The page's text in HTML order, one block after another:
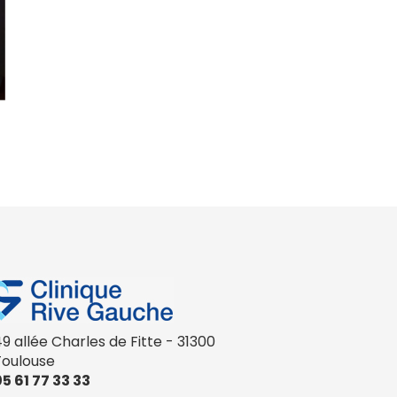
allée Charles de Fitte - 31300
61 77 33 33